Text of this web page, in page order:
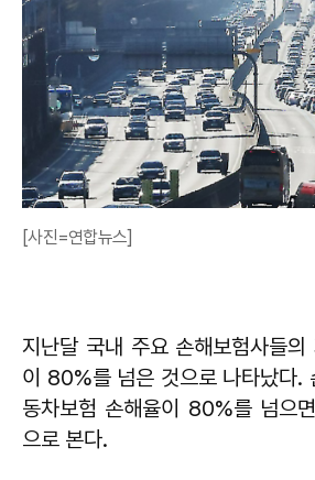
[사진=연합뉴스]
지난달 국내 주요 손해보험사들
이 80%를 넘은 것으로 나타났다.
동차보험 손해율이 80%를 넘으
으로 본다.